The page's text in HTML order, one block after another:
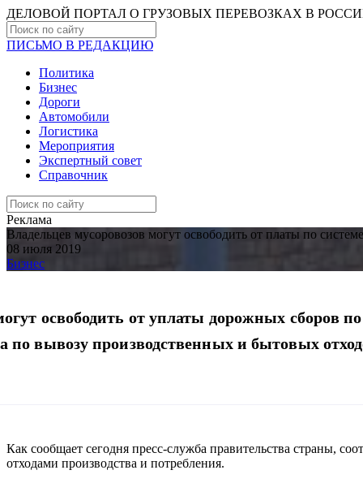
ДЕЛОВОЙ ПОРТАЛ О ГРУЗОВЫХ ПЕРЕВОЗКАХ В
ПИСЬМО В РЕДАКЦИЮ
Политика
Бизнес
Дороги
Автомобили
Логистика
Мероприятия
Экспертный совет
Справочник
Реклама
Владельцев мусоровозов могут освободить от платы по
08 июля 2019
Бизнес
освободить от уплаты дорожных сборов
по вывозу производственных и бытовых
Как сообщает сегодня пресс-служба правительства страны,
отходами производства и потребления.